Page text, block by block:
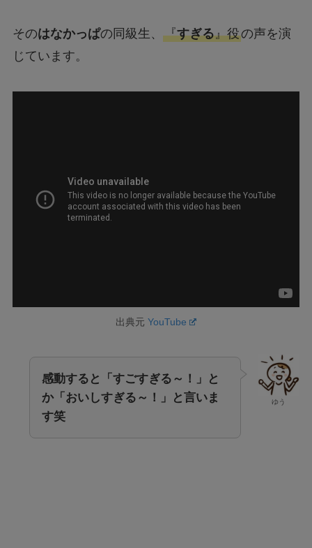
そのはなかっぱの同級生、 『すぎる』役の声を演
じています。
出典元 YouTube
ゆう
感動すると「すごすぎる～！」と
か「おいしすぎる～！」と言いま
す笑